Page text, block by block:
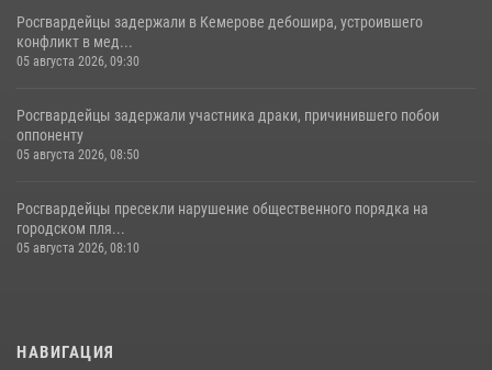
Росгвардейцы задержали в Кемерове дебошира, устроившего
конфликт в мед...
05 августа 2026, 09:30
Росгвардейцы задержали участника драки, причинившего побои
оппоненту
05 августа 2026, 08:50
Росгвардейцы пресекли нарушение общественного порядка на
городском пля...
05 августа 2026, 08:10
НАВИГАЦИЯ